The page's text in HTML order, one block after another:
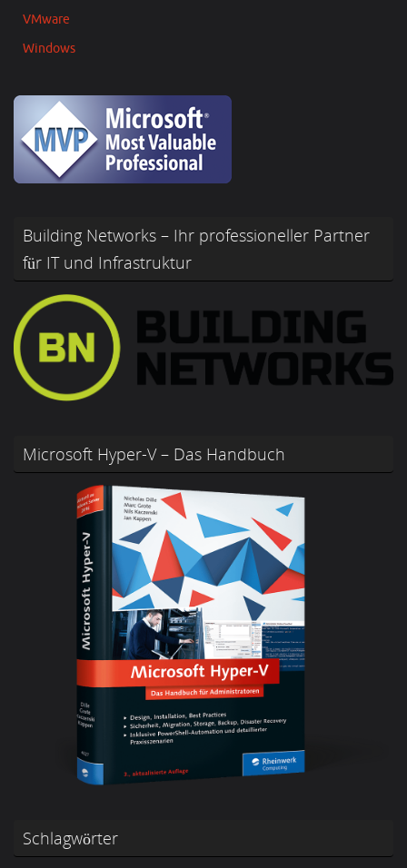
VMware
Windows
Building Networks – Ihr professioneller Partner
für IT und Infrastruktur
Microsoft Hyper-V – Das Handbuch
Schlagwörter